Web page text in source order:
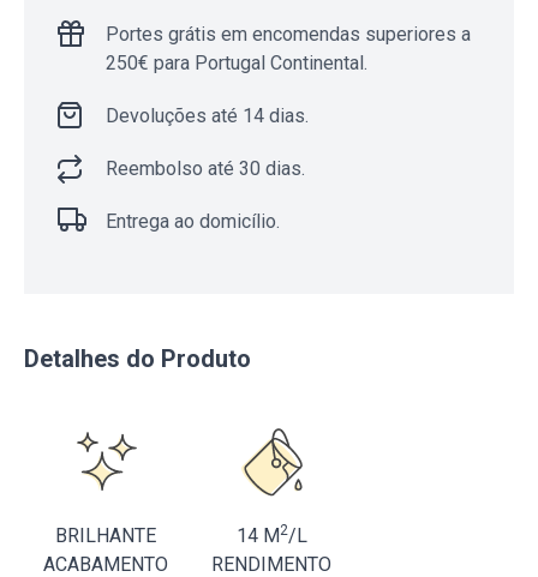
Portes grátis em encomendas superiores a
250€ para Portugal Continental.
Devoluções até 14 dias.
Reembolso até 30 dias.
Entrega ao domicílio.
Detalhes do Produto
BRILHANTE
ACABAMENTO
14 M2/L
RENDIMENTO